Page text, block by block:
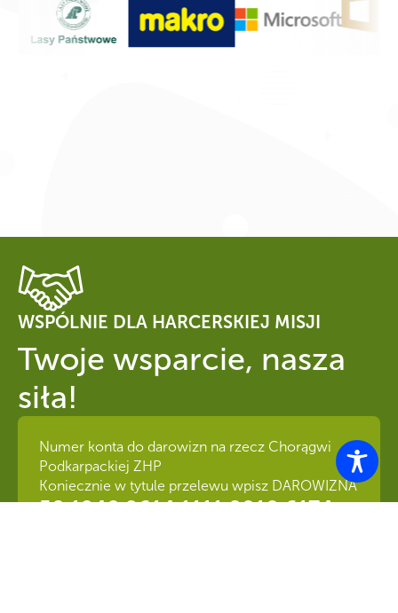
WSPÓLNIE DLA HARCERSKIEJ MISJI
Twoje wsparcie, nasza
siła!
Numer konta do darowizn na rzecz Chorągwi
Podkarpackiej ZHP
Koniecznie w tytule przelewu wpisz DAROWIZNA
50 1240 2614 1111 0010 6174